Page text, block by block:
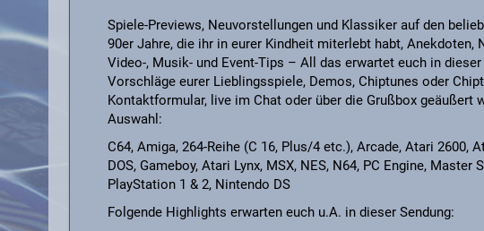
Spiele-Previews, Neuvorstellungen und Klassiker auf den
90er Jahre, die ihr in eurer Kindheit miterlebt habt, Anekdoten,
Video-, Musik- und Event-Tips – All das erwartet euch in
Vorschläge eurer Lieblingsspiele, Demos, Chiptunes oder
Kontaktformular, live im Chat oder über die Grußbox geäußert
Auswahl:
C64, Amiga, 264-Reihe (C 16, Plus/4 etc.), Arcade, Atari 2600,
DOS, Gameboy, Atari Lynx, MSX, NES, N64, PC Engine, Master
PlayStation 1 & 2, Nintendo DS
Folgende Highlights erwarten euch u.A. in dieser Sendung: